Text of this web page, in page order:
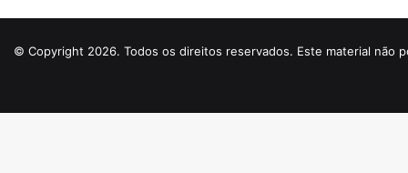
© Copyright 2026. Todos os direitos reservados. Este material